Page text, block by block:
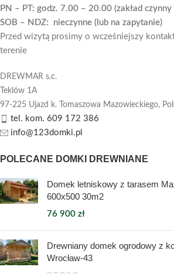
PN – PT: godz. 7.00 – 20.00 (zakład
SOB – NDZ: nieczynne (lub na zapytanie)
Przed wizytą prosimy o wcześniejszy
terenie
DREWMAR s.c.
Teklów 1A
97-225 Ujazd k. Tomaszowa Mazowieckiego,
tel. kom. 609 172 386
info@123domki.pl
POLECANE DOMKI DREWNIANE
Domek letniskowy z tarasem
600x500 30m2
76 900 zł
Drewniany domek ogrodowy z
Wrocław-43